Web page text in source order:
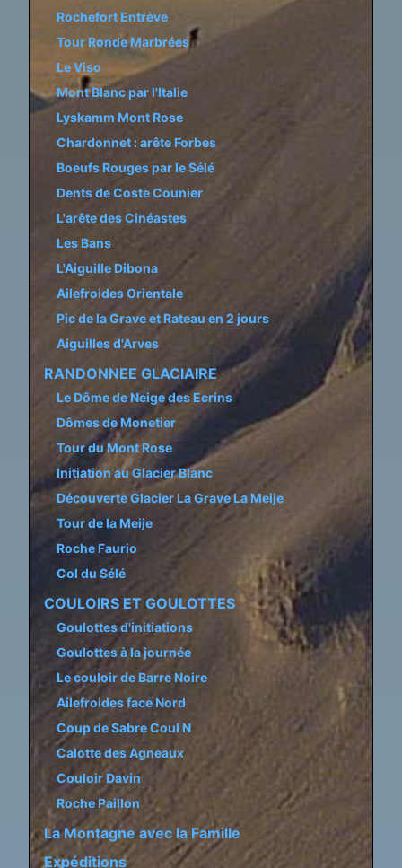
Rochefort Entrève
Tour Ronde Marbrées
Le Viso
Mont Blanc par l'Italie
Lyskamm Mont Rose
Chardonnet : arête Forbes
Boeufs Rouges par le Sélé
Dents de Coste Counier
L'arête des Cinéastes
Les Bans
L'Aiguille Dibona
Ailefroides Orientale
Pic de la Grave et Rateau en 2 jours
Aiguilles d'Arves
RANDONNEE GLACIAIRE
Le Dôme de Neige des Ecrins
Dômes de Monetier
Tour du Mont Rose
Initiation au Glacier Blanc
Découverte Glacier La Grave La Meije
Tour de la Meije
Roche Faurio
Col du Sélé
COULOIRS ET GOULOTTES
Goulottes d'initiations
Goulottes à la journée
Le couloir de Barre Noire
Ailefroides face Nord
Coup de Sabre Coul N
Calotte des Agneaux
Couloir Davin
Roche Paillon
La Montagne avec la Famille
Expéditions